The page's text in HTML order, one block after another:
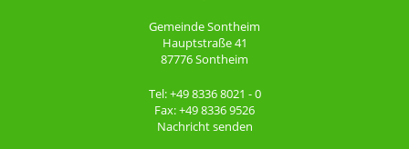
Gemeinde Sontheim
Hauptstraße 41
87776 Sontheim
Tel: +49 8336 8021 - 0
Fax: +49 8336 9526
Nachricht senden